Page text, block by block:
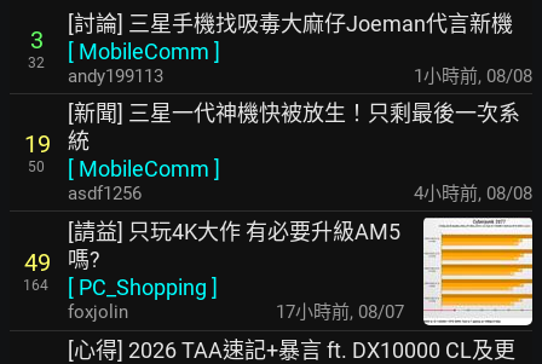
3
32
[討論] 三星手機找吸毒大麻仔Joeman代言新機
[ MobileComm ]
andy199113 1小時前, 08/08
19
50
[新聞] 三星一代神機快被放生！只剩最後一次系
統
[ MobileComm ]
asdf1256 4小時前, 08/08
49
164
[請益] 只玩4K大作 有必要升級AM5
嗎?
[ PC_Shopping ]
foxjolin 17小時前, 08/07
[心得] 2026 TAA速記+暴言 ft. DX10000 CL及更